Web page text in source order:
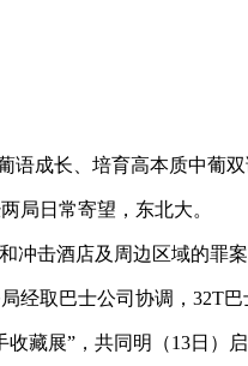
成长、培育高本质中葡双
日常寄望，东北大。
击酒店及周边区域的罪案
取巴士公司协调，32T巴
展”，共同明（13日）启